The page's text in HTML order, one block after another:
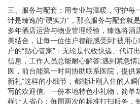
三、服务与配套：用专业与温暖，守护每
计是臻逸的“硬实力”，那么服务与配套就
多年酒店运营与物业管理经验，臻逸将酒
美结合，让每一位住户都能感受到“被用
户的“贴心管家”：无论是代收快递、代订
信息，工作人员总能耐心解答;遇到紧急
医，前台能第一时间协助联系医院，提供
新礼”这样的小细节，都能让刚入住的人
写的欢迎信、一份本地特色小礼物，简单
样让人省心：每周两次的标准打扫服务，